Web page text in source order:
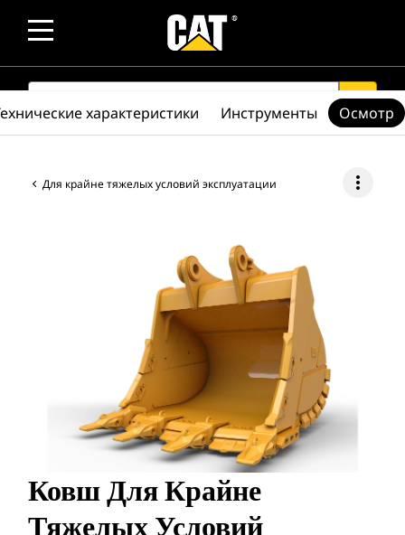
SEARCH search
Для крайне тяжелых условий эксплуатации more_vert
Ковш Для Крайне
Тяжелых Условий
характеристики Инструменты Осмотр